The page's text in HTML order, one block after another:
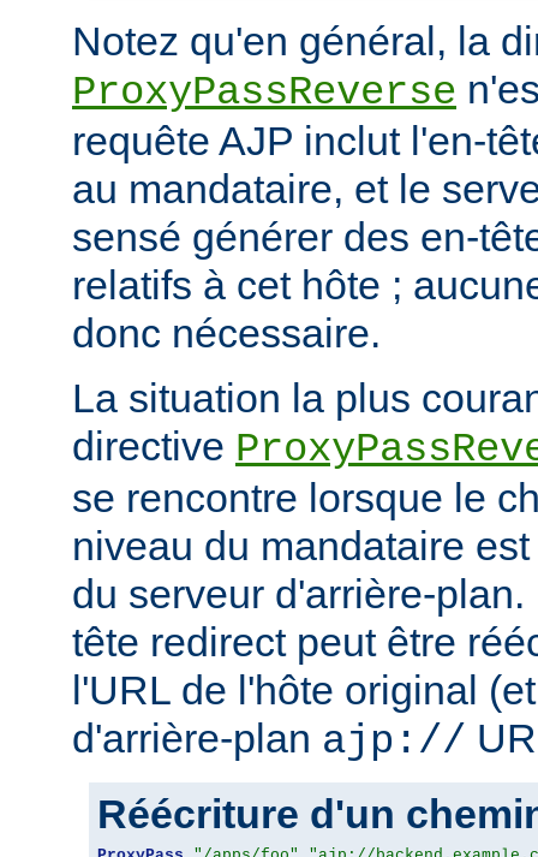
Notez qu'en général, la
ProxyPassReverse
requête AJP inclut l'en-
au mandataire, et le
sensé générer des en-
relatifs à cet hôte ;
donc nécessaire.
La situation la plus
directive
se rencontre lorsque le
niveau du mandataire
du serveur d'arrière-
tête redirect peut être
l'URL de l'hôte original
d'arrière-plan ajp://
Réécriture d'un